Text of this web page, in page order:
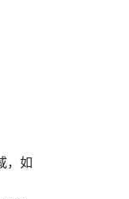
，如